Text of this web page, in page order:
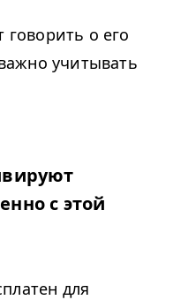
о его
учитывать
с этой
для